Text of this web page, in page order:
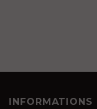
INFORMATIONS